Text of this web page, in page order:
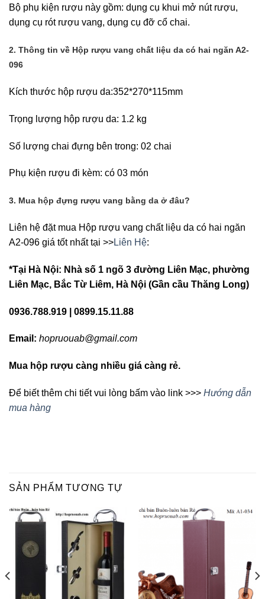
Bộ phụ kiện rượu này gồm: dụng cụ khui mở nút rượu,
dụng cụ rót rượu vang, dụng cụ đỡ cổ chai.
2. Thông tin về Hộp rượu vang chất liệu da có hai ngăn A2-
096
Kích thước hộp rượu da:352*270*115mm
Trọng lượng hộp rượu da: 1.2 kg
Số lượng chai đựng bên trong: 02 chai
Phụ kiện rượu đi kèm: có 03 món
3. Mua hộp đựng rượu vang bằng da ở đâu?
Liên hệ đặt mua Hộp rượu vang chất liệu da có hai ngăn
A2-096 giá tốt nhất tại >>Liên Hệ:
*Tại Hà Nội: Nhà số 1 ngõ 3 đường Liên Mạc, phường
Liên Mạc, Bắc Từ Liêm, Hà Nội (Gần cầu Thăng Long)
0936.788.919 | 0899.15.11.88
Email: hopruouab@gmail.com
Mua hộp rượu càng nhiều giá càng rẻ.
Để biết thêm chi tiết vui lòng bấm vào link >>> Hướng dẫn
mua hàng
SẢN PHẨM TƯƠNG TỰ